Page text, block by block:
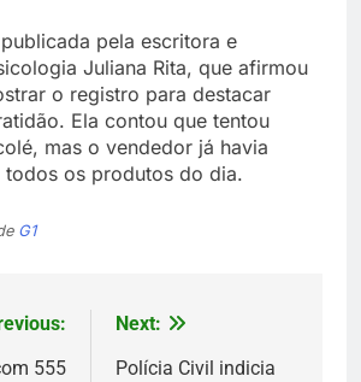
pela escritora e
Juliana Rita, que afirmou
o registro para destacar
Ela contou que tentou
mas o vendedor já havia
os produtos do dia.
G1
555
Next:
Polícia Civil indicia